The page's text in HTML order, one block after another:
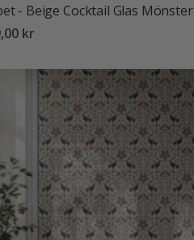
- Beige Cocktail Glas Mönster
kr